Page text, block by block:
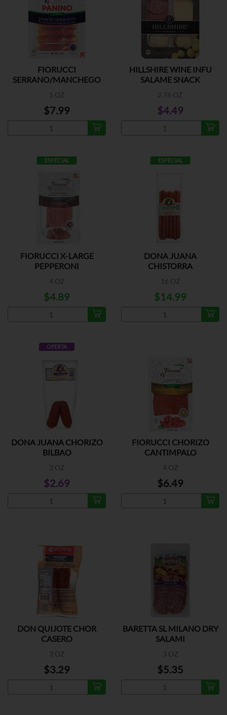
FIORUCCI
SERRANO/MANCHEGO
5 OZ
$7.99
HILLSHIRE WINE INFU
SALAME SNACK
2.76 OZ
$4.49
ESPECIAL
FIORUCCI X-LARGE
PEPPERONI
4 OZ
$4.89
ESPECIAL
DONA JUANA
CHISTORRA
16 OZ
$14.99
OFERTA
DONA JUANA CHORIZO
BILBAO
3 OZ
$2.69
FIORUCCI CHORIZO
CANTIMPALO
4 OZ
$6.49
DON QUIJOTE CHOR
CASERO
3 OZ
$3.29
BARETTA SL MILANO DRY
SALAMI
3 OZ
$5.35